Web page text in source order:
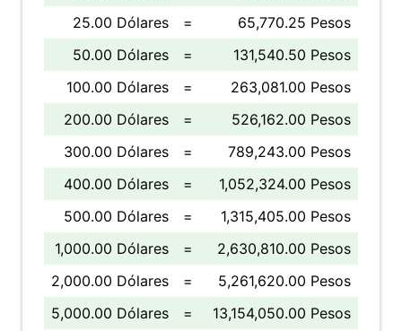
25.00 Dólares
=
65,770.25 Pesos
50.00 Dólares
=
131,540.50 Pesos
100.00 Dólares
=
263,081.00 Pesos
200.00 Dólares
=
526,162.00 Pesos
300.00 Dólares
=
789,243.00 Pesos
400.00 Dólares
=
1,052,324.00 Pesos
500.00 Dólares
=
1,315,405.00 Pesos
1,000.00 Dólares
=
2,630,810.00 Pesos
2,000.00 Dólares
=
5,261,620.00 Pesos
5,000.00 Dólares
= 13,154,050.00 Pesos